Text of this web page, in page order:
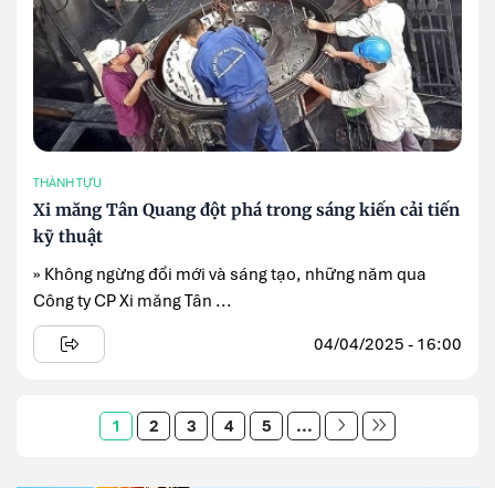
THÀNH TỰU
Xi măng Tân Quang đột phá trong sáng kiến cải tiến
kỹ thuật
» Không ngừng đổi mới và sáng tạo, những năm qua
Công ty CP Xi măng Tân ...
04/04/2025 - 16:00
1 2 3 4 5 ...